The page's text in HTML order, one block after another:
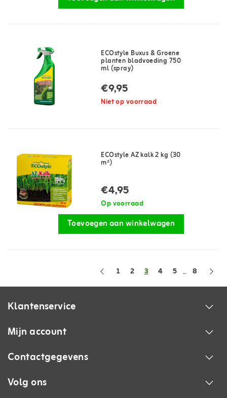
ECOstyle Buxus & Groene
planten bladvoeding 750
ml (spray)
€9,95
Niet op voorraad
ECOstyle AZ kalk 2 kg (30
m²)
€4,95
Op voorraad
Toevoegen aan winkelwagen
1 2 3 4 5 ... 8
Klantenservice
Mijn account
Contactgegevens
Volg ons